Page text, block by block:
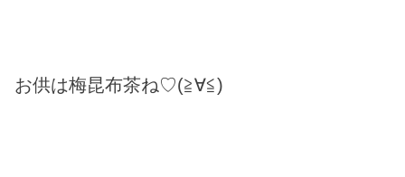
お供は梅昆布茶ね♡(≧∀≦)